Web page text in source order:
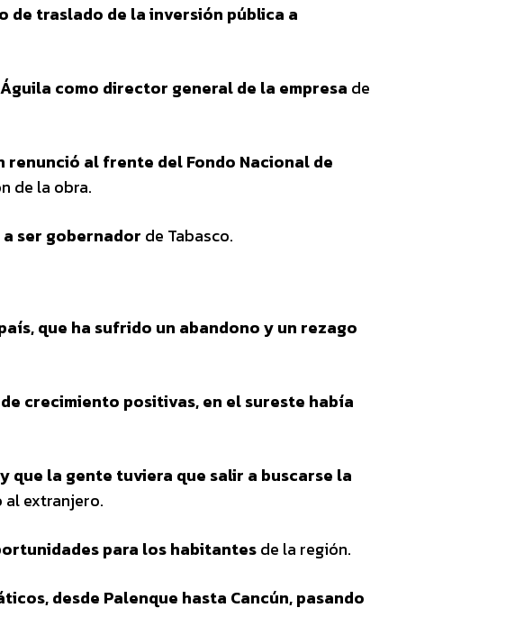
traslado de la inversión pública a
como director general de la empresa de
renunció al frente del Fondo Nacional de
de la obra.
ser gobernador de Tabasco.
que ha sufrido un abandono y un rezago
crecimiento positivas, en el sureste había
que la gente tuviera que salir a buscarse la
extranjero.
para los habitantesde la región.
desde Palenque hasta Cancún, pasando